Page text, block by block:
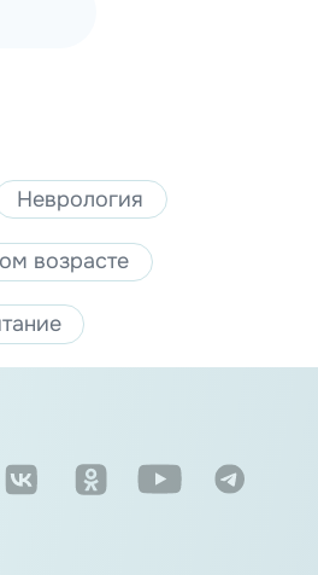
Неврология
возрасте